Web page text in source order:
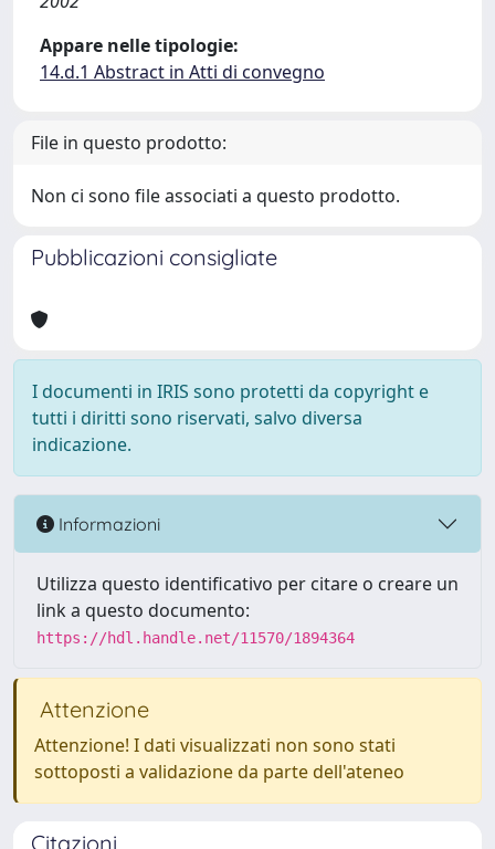
Appare nelle tipologie:
14.d.1 Abstract in Atti di convegno
File in questo prodotto:
Non ci sono file associati a questo prodotto.
Pubblicazioni consigliate
I documenti in IRIS sono protetti da copyright e
tutti i diritti sono riservati, salvo diversa
indicazione.
Informazioni
Utilizza questo identificativo per citare o creare un
link a questo documento:
https://hdl.handle.net/11570/1894364
Attenzione
Attenzione! I dati visualizzati non sono stati
sottoposti a validazione da parte dell'ateneo
Citazioni